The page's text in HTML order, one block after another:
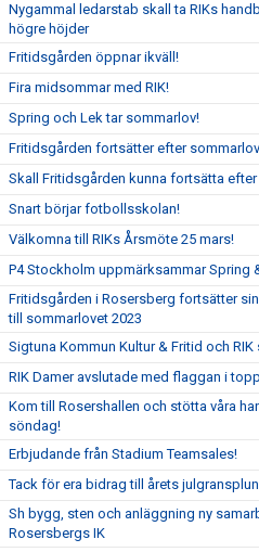
Nygammal ledarstab skall ta RIKs
högre höjder
Fritidsgården öppnar ikväll!
Fira midsommar med RIK!
Spring och Lek tar sommarlov!
Fritidsgården fortsätter efter
Skall Fritidsgården kunna fortsätta
Snart börjar fotbollsskolan!
Välkomna till RIKs Årsmöte 25 mars!
P4 Stockholm uppmärksammar Spring
Fritidsgården i Rosersberg fortsätter
till sommarlovet 2023
Sigtuna Kommun Kultur & Fritid och
RIK Damer avslutade med flaggan i
Kom till Rosershallen och stötta våra
söndag!
Erbjudande från Stadium Teamsales!
Tack för era bidrag till årets
Sh bygg, sten och anläggning ny
Rosersbergs IK